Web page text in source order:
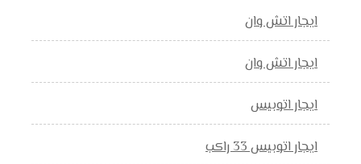
ايجار اتش وان
ايجار اتش وان
ايجار اتوبيس
ايجار اتوبيس 33 راكب